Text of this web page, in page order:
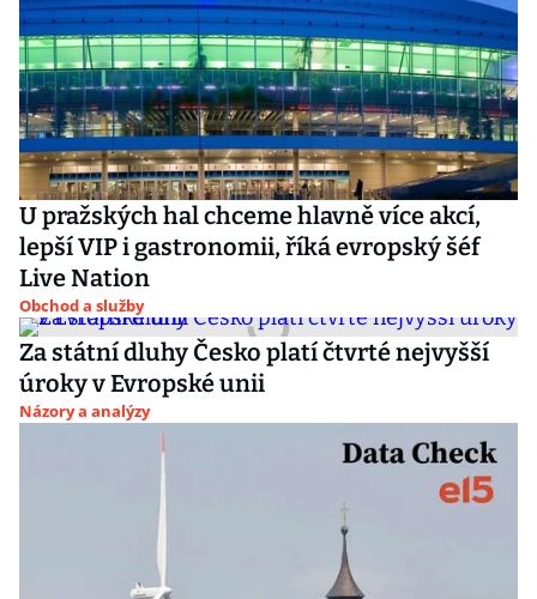
U pražských hal chceme hlavně více akcí,
lepší VIP i gastronomii, říká evropský šéf
Live Nation
Obchod a služby
Za státní dluhy Česko platí čtvrté nejvyšší
úroky v Evropské unii
Názory a analýzy